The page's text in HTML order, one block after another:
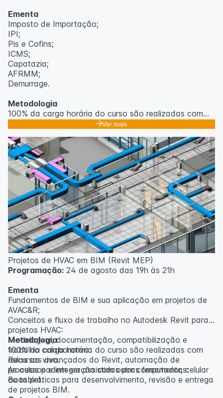
Ementa
Imposto de Importação;
IPI;
Pis e Cofins;
ICMS;
Capatazia;
AFRMM;
Demurrage.
Metodologia
100% da carga horária do curso são realizadas com
ou tablet.
Outras informações
O curso pode sofrer alteração de dados e horário e os
inscritos serão avisados ​​antecipadamente.
O IPETEC reserva-se o direito de não realizar o curso
caso não atinja o número mínimo de 20 inscritos.
Professor(a):Gabriel Damasceno
Ver mais
Projetos de HVAC em BIM (Revit MEP)
Programação: 24 de agosto das 19h às 21h
Ementa
Fundamentos de BIM e sua aplicação em projetos de
AVAC&R;
Conceitos e fluxo de trabalho no Autodesk Revit para
projetos HVAC:
Modelagem, documentação, compatibilização e
trabalho colaborativo:
Recursos avançados do Revit, automação de
processos e integração com outras ferramentas:
Boas práticas para desenvolvimento, revisão e entrega
de projetos BIM.
Metodologia
100% da carga horária do curso são realizadas com
aulas ao vivo.
As aulas podem ser assistidas por computador, celular
ou tablet.